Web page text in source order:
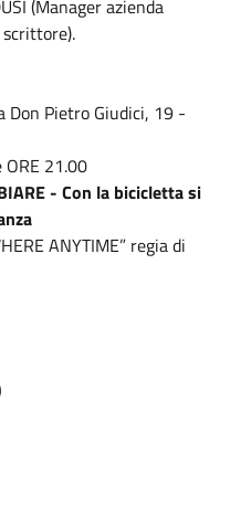
(Manager azienda
Don Pietro Giudici, 19 -
21.00
- Con la bicicletta si
ANYTIME” regia di